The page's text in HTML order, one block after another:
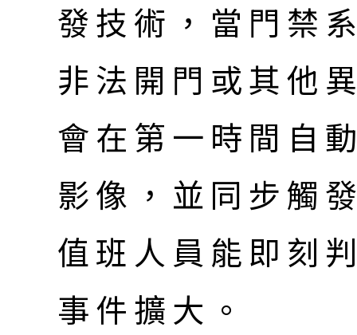
發技術，當門禁
非法開門或其他
會在第一時間自
影像，並同步觸
值班人員能即刻
事件擴大。